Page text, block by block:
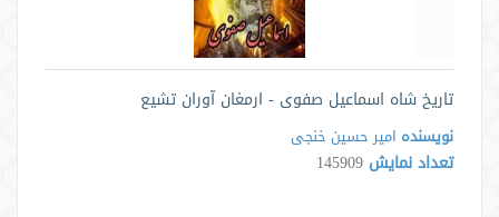
تاریخ شاه اسماعیل صفوی - ارمغان آوران تشیع
نویسنده امیر حسین خنجی
تعداد نمایش 145909